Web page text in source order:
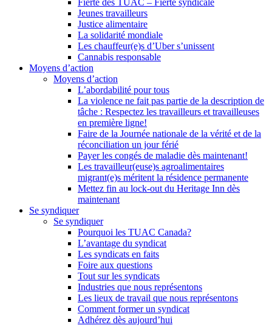
Fierté des TUAC – Fierté syndicale
Jeunes travailleurs
Justice alimentaire
La solidarité mondiale
Les chauffeur(e)s d’Uber s’unissent
Cannabis responsable
Moyens d’action
Moyens d’action
L’abordabilité pour tous
La violence ne fait pas partie de la description de
tâche : Respectez les travailleurs et travailleuses
en première ligne!
Faire de la Journée nationale de la vérité et de la
réconciliation un jour férié
Payer les congés de maladie dès maintenant!
Les travailleur(euse)s agroalimentaires
migrant(e)s méritent la résidence permanente
Mettez fin au lock-out du Heritage Inn dès
maintenant
Se syndiquer
Se syndiquer
Pourquoi les TUAC Canada?
L’avantage du syndicat
Les syndicats en faits
Foire aux questions
Tout sur les syndicats
Industries que nous représentons
Les lieux de travail que nous représentons
Comment former un syndicat
Adhérez dès aujourd’hui